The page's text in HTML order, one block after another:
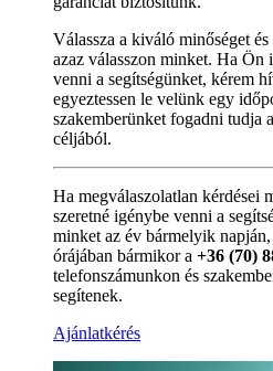
Válassza a kiváló minőséget
azaz válasszon minket. Ha Ön
venni a segítségünket, kérem
egyeztessen le velünk egy
szakemberünket fogadni tudja
céljából.
Ha megválaszolatlan kérdései
szeretné igénybe venni a
minket az év bármelyik napján,
órájában bármikor a +36 (70)
telefonszámunkon és
segítenek.
Ajánlatkérés